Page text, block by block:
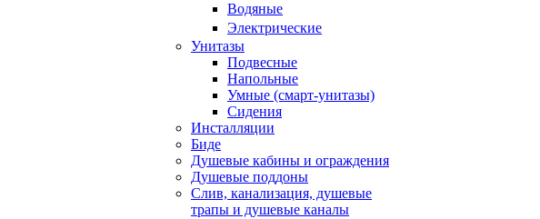
ㅤВодяные
ㅤЭлектрические
Унитазы
Подвесные
Напольные
Умные (смарт-унитазы)
Сидения
Инсталляции
Биде
Душевые кабины и ограждения
Душевые поддоны
Слив, канализация, душевые
трапы и душевые каналы